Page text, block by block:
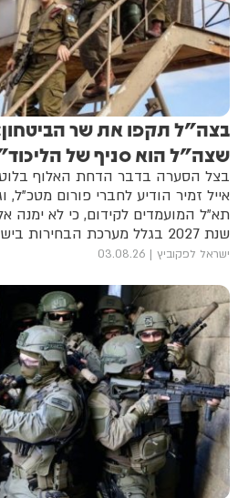
בצה"ל תקפו את שר
שצה"ל הוא סניף של
בצל הסערה בדבר הדחת האלוף בלוט
אייל זמיר הודיע לחברי פורום מטכ"ל,
תא"ל המועמדים לקידום, כי לא ימנה
שנת 2027 בגלל מערכת הבחירות בישראל | כל הפרטים
ישראל לפקוביץ 03.08.26